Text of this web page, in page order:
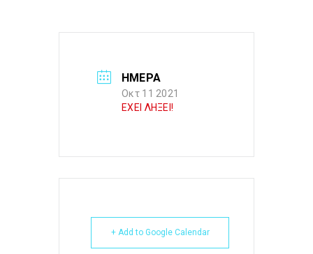
ΗΜΕΡΑ
Οκτ 11 2021
ΕΧΕΙ ΛΗΞΕΙ!
+ Add to Google Calendar